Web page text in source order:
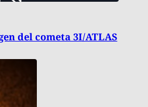
del cometa 3I/ATLAS